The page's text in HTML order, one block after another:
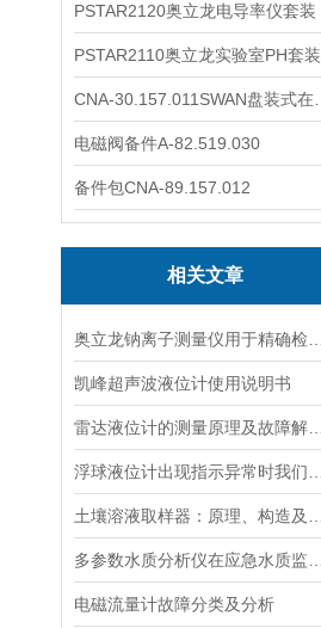
PSTAR2120奥立龙电导率仪套装
PSTAR2110奥立龙实验室PH套装
电磁阀备件A-82.519.030
备件包CNA-89.157.012
相关文章
凯峰超声波液位计使用说明书
电磁流量计故障分类及分析